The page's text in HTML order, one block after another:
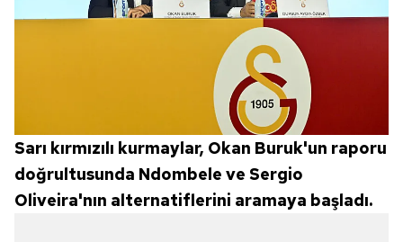
Sarı kırmızılı kurmaylar, Okan Buruk'un raporu
doğrultusunda Ndombele ve Sergio
Oliveira'nın alternatiflerini aramaya başladı.